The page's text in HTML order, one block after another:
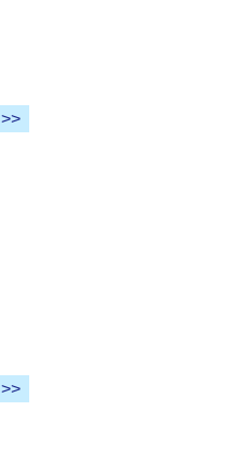
>>
>>